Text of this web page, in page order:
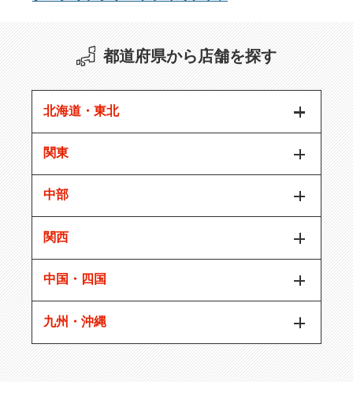
都道府県から店舗を探す
北海道・東北
関東
中部
関西
中国・四国
九州・沖縄